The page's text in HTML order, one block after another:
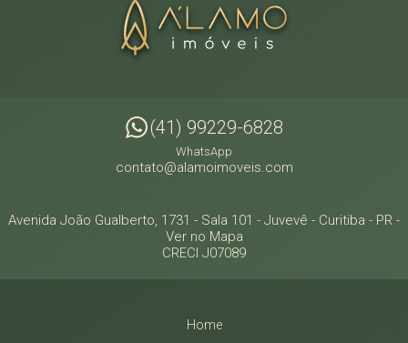
(41) 99229-6828
WhatsApp
contato@alamoimoveis.com
Avenida João Gualberto, 1731 - Sala 101 - Juvevê - Curitiba - PR -
Ver no Mapa
CRECI J07089
Home